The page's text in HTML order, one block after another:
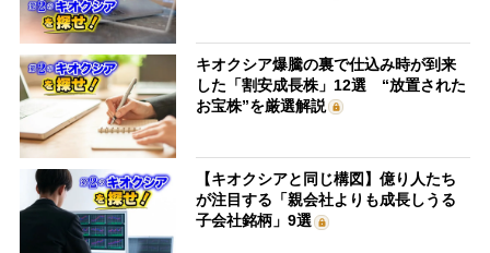
キオクシア爆騰の裏で仕込み時が到来
した「割安成長株」12選 “放置された
お宝株”を厳選解説
【キオクシアと同じ構図】億り人たち
が注目する「親会社よりも成長しうる
子会社銘柄」9選